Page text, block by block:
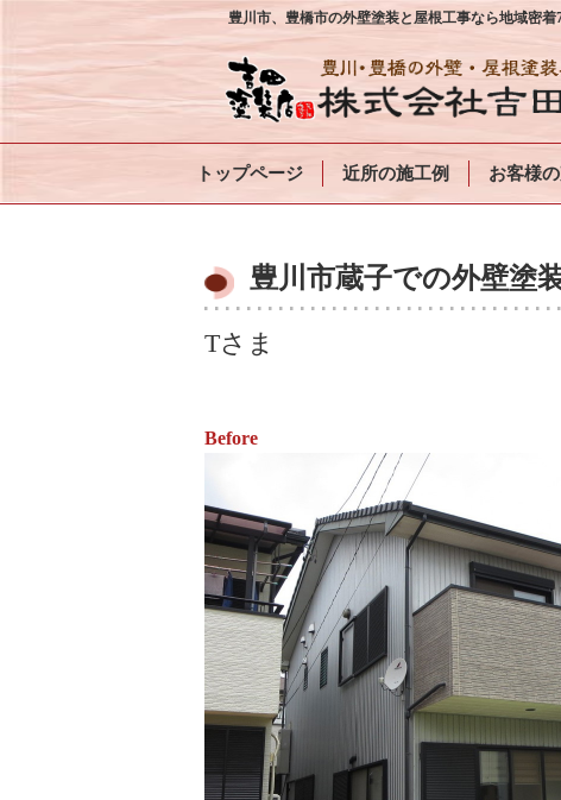
豊川市、豊橋市の外壁塗装と屋根工事なら地域密着
トップページ 近所の施工例 お客様
豊川市蔵子での外壁塗
Tさま
Before